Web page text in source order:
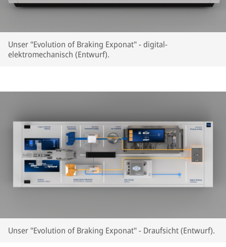
Unser "Evolution of Braking Exponat" - digital-
elektromechanisch (Entwurf).
Unser "Evolution of Braking Exponat" - Draufsicht (Entwurf).